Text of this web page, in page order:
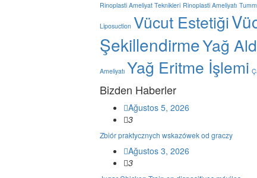
Rinoplasti Ameliyat Teknikleri Rinoplasti Ameliyatı
Liposuction Vücut Estetiği
ŞekillendirmeYağ
Ameliyatı Yağ Eritme İşlemi
Bizden Haberler
Ağustos 5, 2026
3
Zbiór praktycznych wskazówek od graczy
Ağustos 3, 2026
3